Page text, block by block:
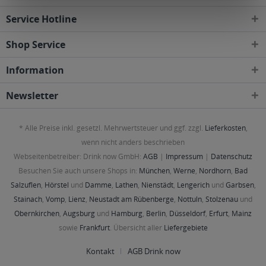
Service Hotline
Shop Service
Information
Newsletter
* Alle Preise inkl. gesetzl. Mehrwertsteuer und ggf. zzgl. Lieferkosten,
wenn nicht anders beschrieben
Webseitenbetreiber: Drink now GmbH: AGB | Impressum | Datenschutz
Besuchen Sie auch unsere Shops in: München, Werne, Nordhorn, Bad
Salzuflen, Hörstel und Damme, Lathen, Nienstädt, Lengerichund Garbsen,
Stainach, Vomp, Lienz, Neustadt am Rübenberge, Nottuln, Stolzenau und
Obernkirchen, Augsburg und Hamburg, Berlin, Düsseldorf, Erfurt, Mainz
sowie Frankfurt. Übersicht aller Liefergebiete
Kontakt AGB Drink now